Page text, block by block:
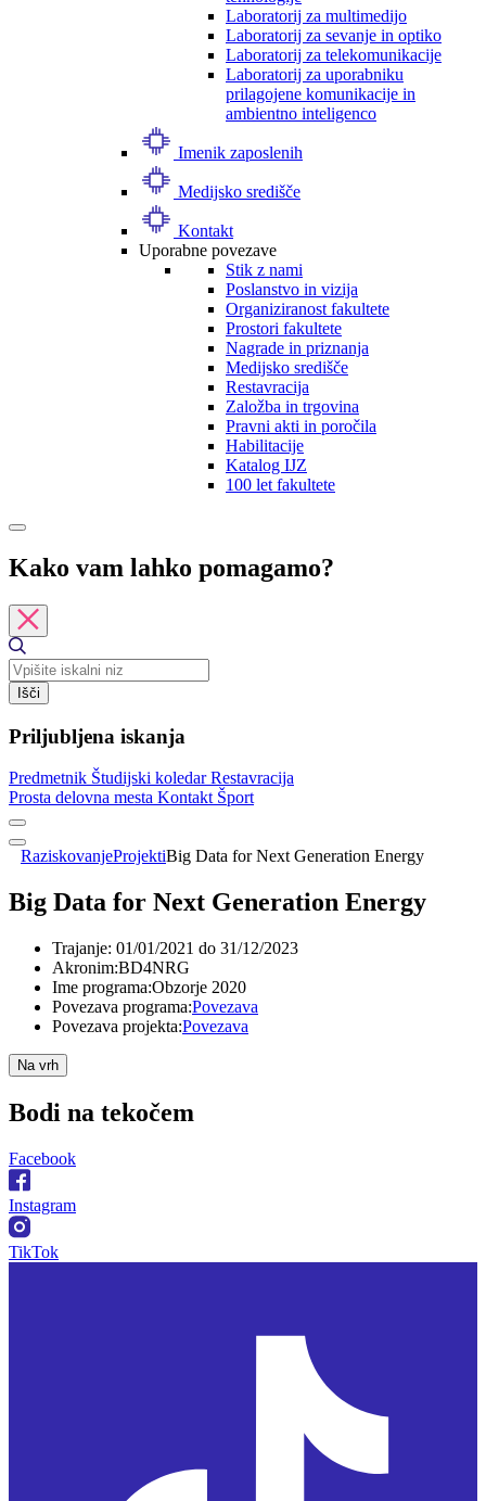
Laboratorij za multimedijo
Laboratorij za sevanje in optiko
Laboratorij za telekomunikacije
Laboratorij za uporabniku
prilagojene komunikacije in
ambientno inteligenco
Imenik zaposlenih
Medijsko središče
Kontakt
Uporabne povezave
Stik z nami
Poslanstvo in vizija
Organiziranost fakultete
Prostori fakultete
Nagrade in priznanja
Medijsko središče
Restavracija
Založba in trgovina
Pravni akti in poročila
Habilitacije
Katalog IJZ
100 let fakultete
Kako vam lahko pomagamo?
Išči
Priljubljena iskanja
Predmetnik Študijski koledarRestavracija
Prosta delovna mesta Kontakt Šport
RaziskovanjeProjektiBig Data for Next Generation Energy
Big Data for Next Generation Energy
Trajanje: 01/01/2021 do 31/12/2023
Akronim:BD4NRG
Ime programa:Obzorje 2020
Povezava programa:Povezava
Povezava projekta:Povezava
Na vrh
Bodi na tekočem
Facebook
Instagram
TikTok